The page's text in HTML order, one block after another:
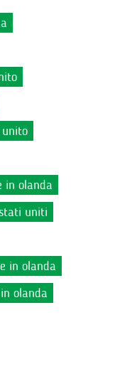
in olanda
uniti
in olanda
olanda